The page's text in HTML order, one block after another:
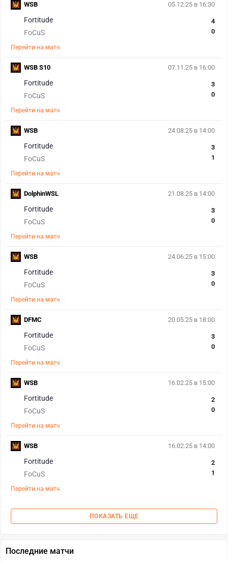
05.12.25 в 16:30
Fortitude
FoCuS
4
0
Перейти на матч
WSB
07.11.25 в 16:00
Fortitude
FoCuS
3
0
Перейти на матч
WSB S10
24.08.25 в 14:00
Fortitude
FoCuS
3
1
Перейти на матч
WSB
21.08.25 в 14:00
Fortitude
FoCuS
3
0
Перейти на матч
DolphinWSL
24.06.25 в 15:00
Fortitude
FoCuS
3
0
Перейти на матч
WSB
20.05.25 в 18:00
Fortitude
FoCuS
3
0
Перейти на матч
DFMC
16.02.25 в 15:00
Fortitude
FoCuS
2
0
Перейти на матч
WSB
16.02.25 в 14:00
Fortitude
FoCuS
2
1
Перейти на матч
WSB
ПОКАЗАТЬ ЕЩЕ
Последние матчи